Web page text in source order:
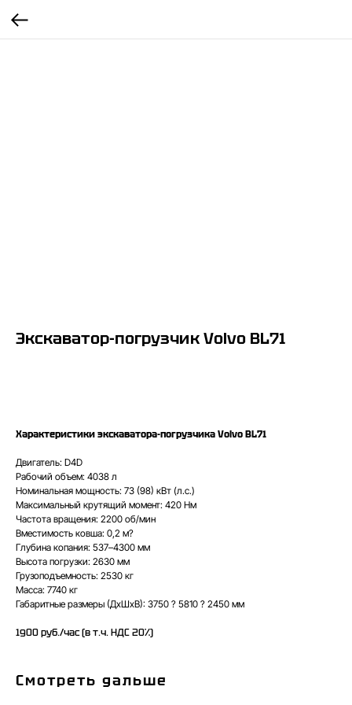
Экскаватор-погрузчик Volvo BL71
Характеристики экскаватора-погрузчика Volvo BL71
Двигатель: D4D
Рабочий объем: 4038 л
Номинальная мощность: 73 (98) кВт (л.с.)
Максимальный крутящий момент: 420 Нм
Частота вращения: 2200 об/мин
Вместимость ковша: 0,2 м?
Глубина копания: 537–4300 мм
Высота погрузки: 2630 мм
Грузоподъемность: 2530 кг
Масса: 7740 кг
Габаритные размеры (ДхШхВ): 3750 ? 5810 ? 2450 мм
1900 руб./час (в т.ч. НДС 20%)
Смотреть дальше